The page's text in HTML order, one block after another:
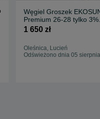
Węgiel Groszek
Premium 26-28 tylko 3%
popiołu worki 20kg
1 650 zł
Oleśnica, Lucień
Odświeżono dnia 05